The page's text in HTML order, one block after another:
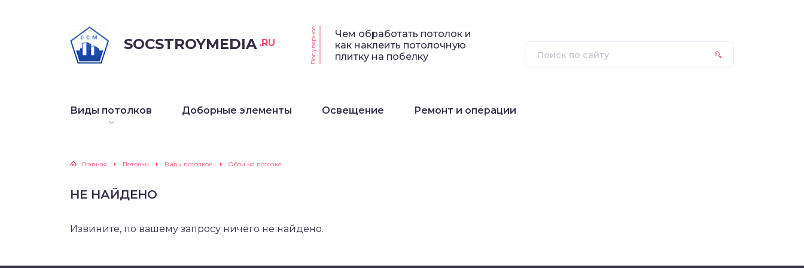
SOCSTROYMEDIA .RU Популярное
Чем обработать потолок и
как наклеить потолочную
плитку на побелку
Виды потолков Доборные элементы Освещение Ремонт и операции
Главная Потолки Виды потолков Обои на потолке
НЕ НАЙДЕНО
Извините, по вашему запросу ничего не найдено.
обои